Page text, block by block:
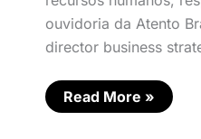
ouvidoria da Atento
director business
Read More »